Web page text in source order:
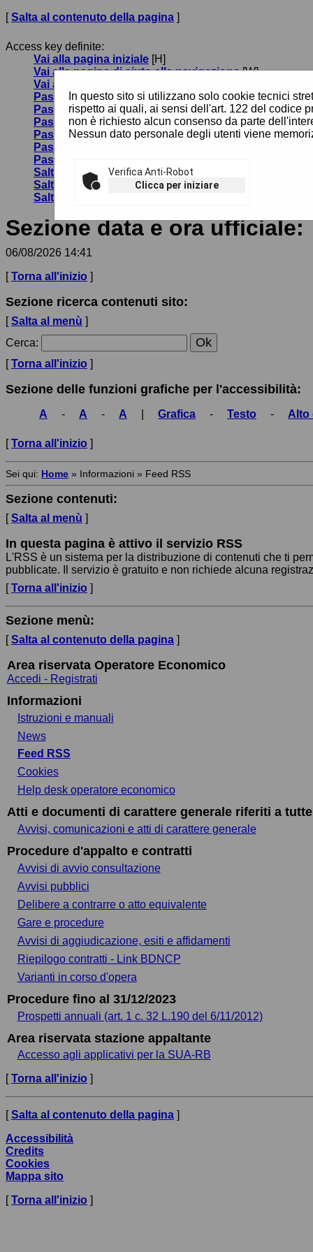
[Salta al contenuto della pagina ]
Access key definite:
Vai alla pagina iniziale [H]
Vai alla pagina di aiuto alla navigazione[W]
Vai alla mappa del sito
Passa al testo con caratteri di dimensione standard
Passa al testo con caratteri di dimensione grande[B]
Passa al testo con caratteri di dimensione molto
Passa alla visualizzazione grafica[G]
Passa alla visualizzazione solo testo
Passa alla visualizzazione in alto contrasto e solo
Salta alla ricerca di contenuti[S]
Salta al menù
Salta al contenuto della pagina
Sezione data e ora ufficiale:
06/08/2026 14:41
[Torna all'inizio ]
Sezione ricerca contenuti sito:
[Salta al menù ]
Cerca:
[Torna all'inizio ]
Sezione delle funzioni grafiche per l'accessibilità:
A - A - A Grafica - Testo - Alto
[Torna all'inizio ]
Sei qui: Home » Informazioni » Feed RSS
In questo sito si utilizzano solo cookie tecnici
rispetto ai quali, ai sensi dell'art. 122 del codice
non è richiesto alcun consenso da parte
Nessun dato personale degli utenti viene
Verifica Anti-Robot
Clicca per iniziare
Sezione contenuti:
[Salta al menù ]
In questa pagina è attivo il servizio RSS
L'RSS è un sistema per la distribuzione di contenuti che ti
pubblicate. Il servizio è gratuito e non richiede alcuna
[Torna all'inizio ]
Sezione menù:
[Salta al contenuto della pagina ]
Area riservata Operatore Economico
Accedi - Registrati
Informazioni
Istruzioni e manuali
News
Feed RSS
Cookies
Help desk operatore economico
Atti e documenti di carattere generale riferiti a
Avvisi, comunicazioni e atti di carattere generale
Procedure d'appalto e contratti
Avvisi di avvio consultazione
Avvisi pubblici
Delibere a contrarre o atto equivalente
Gare e procedure
Avvisi di aggiudicazione, esiti e affidamenti
Riepilogo contratti - Link BDNCP
Varianti in corso d'opera
Procedure fino al 31/12/2023
Prospetti annuali (art. 1 c. 32 L.190 del 6/11/2012)
Area riservata stazione appaltante
Accesso agli applicativi per la SUA-RB
[Torna all'inizio ]
[Salta al contenuto della pagina ]
Accessibilità
Credits
Cookies
Mappa sito
[Torna all'inizio ]